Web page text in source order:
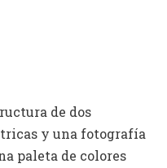
de dos
y una fotografía
paleta de colores